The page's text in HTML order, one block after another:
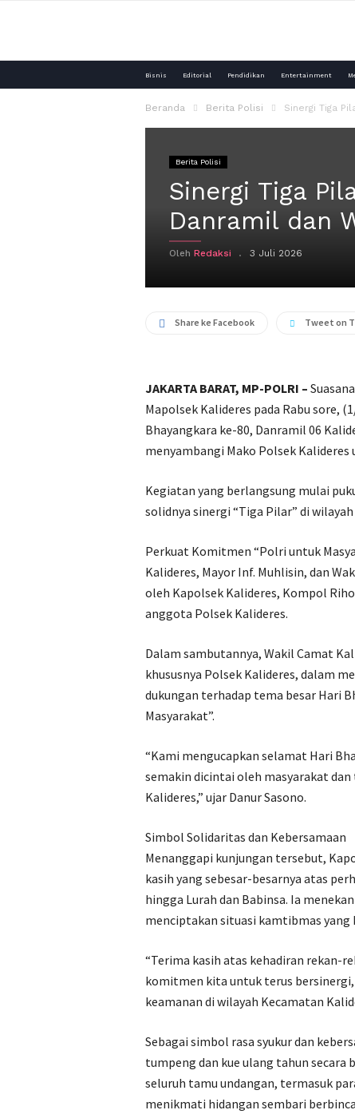
Purna
Bisnis Editorial Pendidikan Entertainment
Beranda Berita Polisi Sinergi Tiga
Berita Polisi
Sinergi Tiga
Danramil dan
Oleh Redaksi 3 Juli 2026
Share ke Facebook Tweet on
JAKARTA BARAT, MP-POLRI –
Mapolsek Kalideres pada Rabu sore,
Bhayangkara ke-80, Danramil 06
menyambangi Mako Polsek
Kegiatan yang berlangsung mulai
solidnya sinergi “Tiga Pilar” di
Perkuat Komitmen “Polri untuk
Kalideres, Mayor Inf. Muhlisin, dan
oleh Kapolsek Kalideres, Kompol
anggota Polsek Kalideres.
Dalam sambutannya, Wakil Camat
khususnya Polsek Kalideres, dalam
dukungan terhadap tema besar Hari
Masyarakat”.
“Kami mengucapkan selamat Hari
semakin dicintai oleh masyarakat
Kalideres,” ujar Danur Sasono.
Simbol Solidaritas dan Kebersamaan
Menanggapi kunjungan tersebut,
kasih yang sebesar-besarnya atas
hingga Lurah dan Babinsa. Ia
menciptakan situasi kamtibmas yang
“Terima kasih atas kehadiran rekan-
komitmen kita untuk terus
keamanan di wilayah Kecamatan
Sebagai simbol rasa syukur dan
tumpeng dan kue ulang tahun secara
seluruh tamu undangan, termasuk
menikmati hidangan sembari